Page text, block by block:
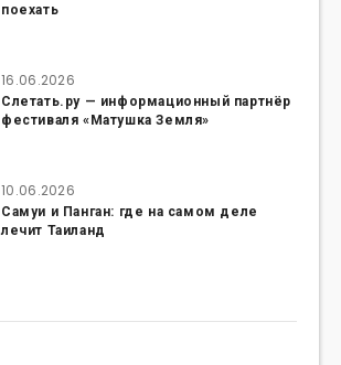
поехать
16.06.2026
Слетать.ру — информационный партнёр
фестиваля «Матушка Земля»
10.06.2026
Самуи и Панган: где на самом деле
лечит Таиланд